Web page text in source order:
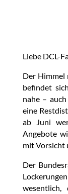
Liebe DCL-
Der Himmel
befindet
nahe –
eine
ab Juni
Angebote
mit Vorsicht
Der